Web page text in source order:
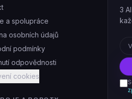
a spolupráce
osobních údajů
podmínky
odpovědnosti
cookies
3